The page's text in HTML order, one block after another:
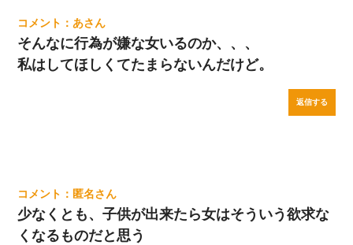
あ
そんなに行為が嫌な女いるのか、、、
私はしてほしくてたまらないんだけど。
返信する
匿名
少なくとも、子供が出来たら女はそういう欲求な
くなるものだと思う